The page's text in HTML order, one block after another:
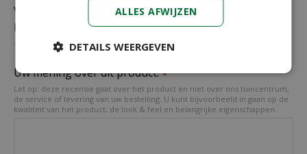
van € 25,- !
Beoordeling:
Uw mening over dit product:*
Let op: deze recensie gaat over het product en niet over ons tuincentrum,
de service of levering van uw bestelling. U kunt bijvoorbeeld in gaan op de
kwaliteit van het product, de look & feel en belangrijke eigenschappen.
ALLES AFWIJZEN
DETAILS WEERGEVEN